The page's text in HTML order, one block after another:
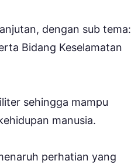
dengan sub tema:
Bidang Keselamatan
sehingga mampu
manusia.
perhatian yang